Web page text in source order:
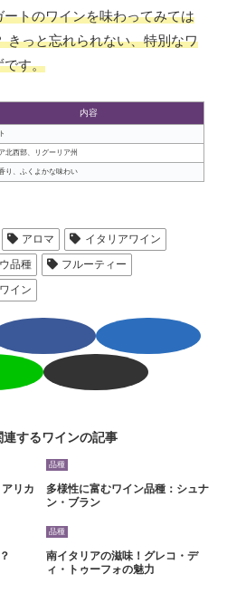
トのワインを味わってみては
きっと忘れられない、特別なワ
です。
内容
北西部、リグーリア州
り、ふくよかな味わい
アロマ
イタリアワイン
品種
フルーティー
イン
連するワインの記事
リカ
品種
多様性に富むワイン品種：シュナ
ン・ブラン
品種
南イタリアの滋味！グレコ・デ
ィ・トゥーフォの魅力